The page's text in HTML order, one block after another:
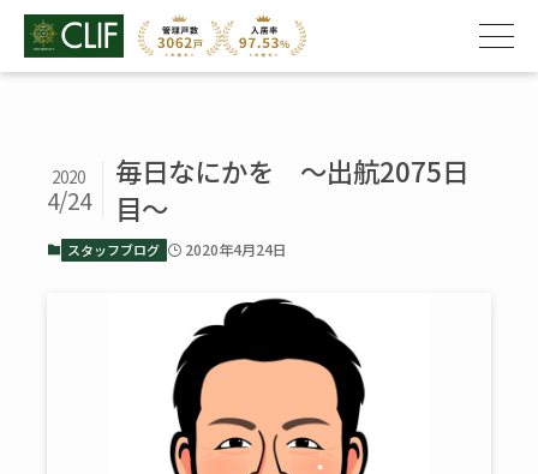
毎日なにかを ～出航2075日
目～
2020
4/24
スタッフブログ 2020年4月24日